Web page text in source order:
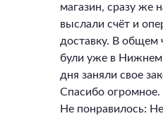
магазин, сразу же
выслали счёт и
доставку. В общем
були уже в Нижнем
дня заняли свое
Спасибо огромное.
Не понравилось: